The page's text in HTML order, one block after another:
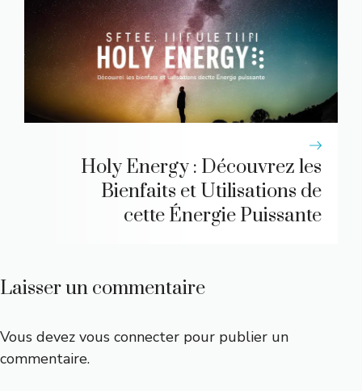
Holy Energy : Découvrez les
Bienfaits et Utilisations de
cette Énergie Puissante
Laisser un commentaire
Vous devez vous connecter pour publier un
commentaire.